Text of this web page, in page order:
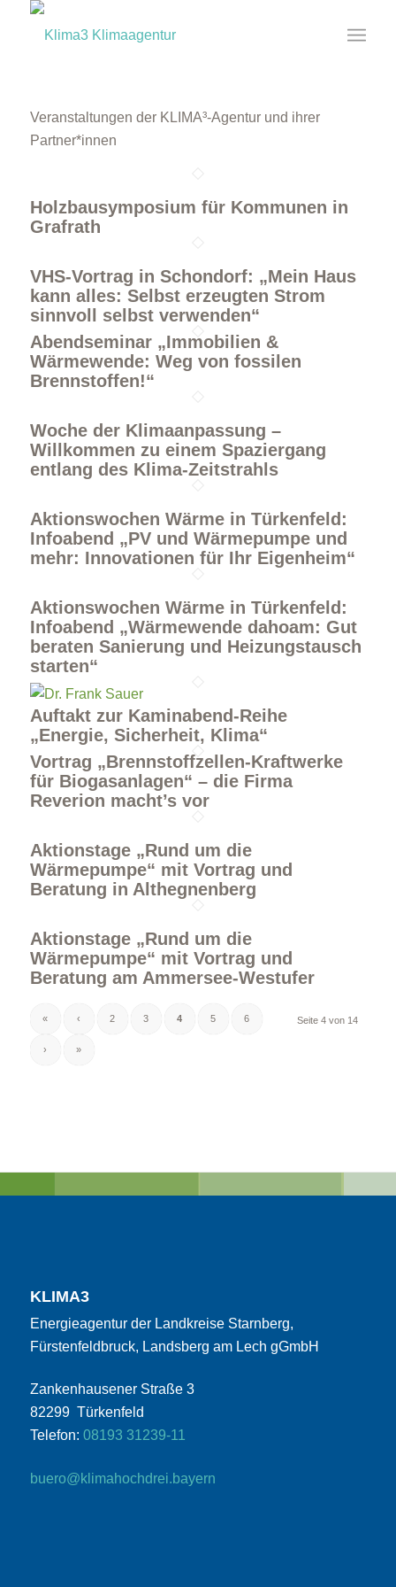
Veranstaltungen der KLIMA³-Agentur und ihrer
Partner*innen
Holzbausymposium für Kommunen in
Grafrath
VHS-Vortrag in Schondorf: „Mein Haus
kann alles: Selbst erzeugten Strom
sinnvoll selbst verwenden“
Abendseminar „Immobilien &
Wärmewende: Weg von fossilen
Brennstoffen!“
Woche der Klimaanpassung –
Willkommen zu einem Spaziergang
entlang des Klima-Zeitstrahls
Aktionswochen Wärme in Türkenfeld:
Infoabend „PV und Wärmepumpe und
mehr: Innovationen für Ihr Eigenheim“
Aktionswochen Wärme in Türkenfeld:
Infoabend „Wärmewende dahoam: Gut
beraten Sanierung und Heizungstausch
starten“
Auftakt zur Kaminabend-Reihe
„Energie, Sicherheit, Klima“
Vortrag „Brennstoffzellen-Kraftwerke
für Biogasanlagen“ – die Firma
Reverion macht’s vor
Aktionstage „Rund um die
Wärmepumpe“ mit Vortrag und
Beratung in Althegnenberg
Aktionstage „Rund um die
Wärmepumpe“ mit Vortrag und
Beratung am Ammersee-Westufer
Seite 4 von 14
« ‹ 2 3 4 5 6
› »
KLIMA3
Energieagentur der Landkreise Starnberg,
Fürstenfeldbruck, Landsberg am Lech gGmbH
Zankenhausener Straße 3
82299 Türkenfeld
Telefon: 08193 31239-11
buero@klimahochdrei.bayern